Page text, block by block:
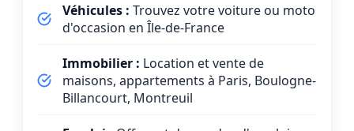
Véhicules : Trouvez votre voiture ou moto
d'occasion en Île-de-France
Immobilier : Location et vente de
maisons, appartements à Paris, Boulogne-
Billancourt, Montreuil